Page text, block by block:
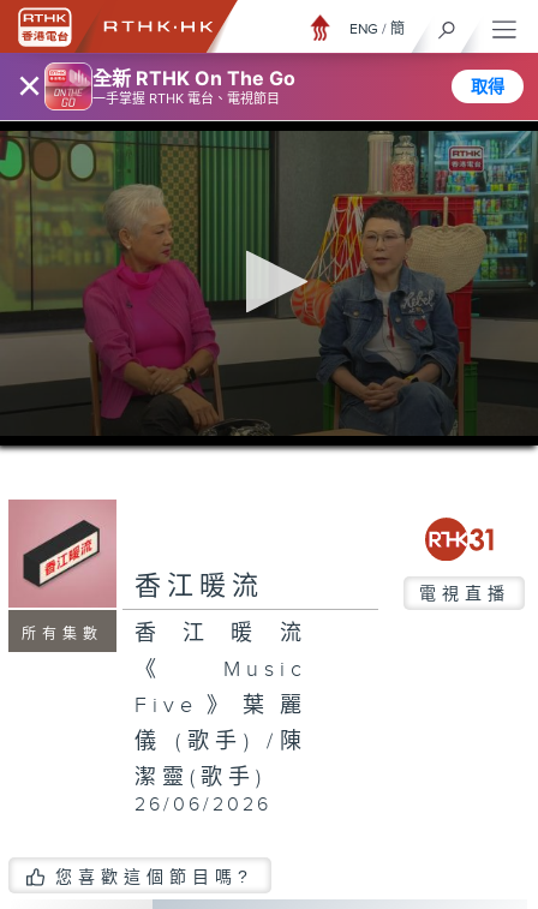
× 全新 RTHK On The Go
一手掌握 RTHK 電台、電視節目
取得
ENG / 簡
0
seconds
seconds
所有集數
香江暖流 電視直播
香江暖流
《Music
Five》葉麗
儀 (歌手) /陳
潔靈(歌手)
26/06/2026
您喜歡這個節目嗎?